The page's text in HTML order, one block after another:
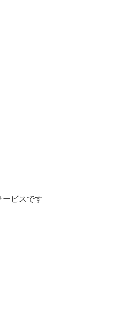
ービスです